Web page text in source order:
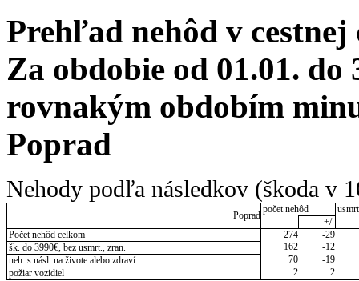
Prehľad nehôd v cestnej
Za obdobie od 01.01. do
rovnakým obdobím
Poprad
Nehody podľa následkov (škoda v
Poprad
počet nehôd
+/-
Počet nehôd celkom
274
-29
šk. do 3990€, bez usmrt., zran.
162
-12
neh. s násl. na živote alebo zdraví
70
-19
požiar vozidiel
2 2